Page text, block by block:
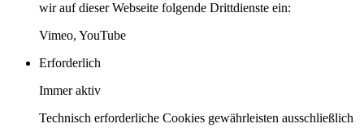
wir auf dieser Webseite folgende Drittdienste ein:
Vimeo, YouTube
Erforderlich
Immer aktiv
Technisch erforderliche Cookies gewährleisten ausschließlich